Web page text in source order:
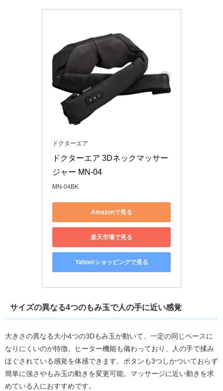
ドクターエア
ドクターエア 3Dネックマッサー
ジャー MN-04
MN-04BK
Amazonで見る
楽天市場で見る
Yahoo!ショッピングで見る
サイズの異なる4つのもみ玉で人の手に近い感覚
大きさの異なる大小4つの3Dもみ玉が動いて、一定の同じペースに
なりにくいのが特徴。ヒーター機能も備わっており、人の手で揉み
ほぐされている感覚を体感できます。ボタンも3つしかついておらず
簡単に強さやもみ玉の動きを変更可能。マッサージに近い動きを求
めている人におすすめです。